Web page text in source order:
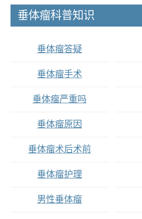
垂体瘤科普知识
垂体瘤答疑
垂体瘤手术
垂体瘤严重吗
垂体瘤原因
垂体瘤术后术前
垂体瘤护理
男性垂体瘤